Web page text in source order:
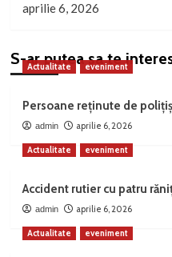
aprilie 6, 2026
S-ar putea sa te
Actualitate eveniment
Persoane reținute de
admin aprilie 6, 2026
Actualitate eveniment
Accident rutier cu patru
admin aprilie 6, 2026
Actualitate eveniment